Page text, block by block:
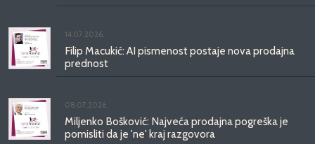
14.07.2026.
Filip Macukić: AI pismenost postaje nova prodajna
prednost
08.07.2026.
Miljenko Bošković: Najveća prodajna pogreška je
pomisliti da je 'ne' kraj razgovora